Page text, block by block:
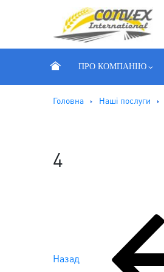
ПРО КОМПАНІЮ
Головна Наші послуги
4
Навігація
Назад